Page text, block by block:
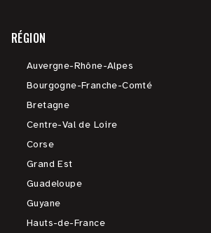
RÉGION
Auvergne-Rhône-Alpes
Bourgogne-Franche-Comté
Bretagne
Centre-Val de Loire
Corse
Grand Est
Guadeloupe
Guyane
Hauts-de-France